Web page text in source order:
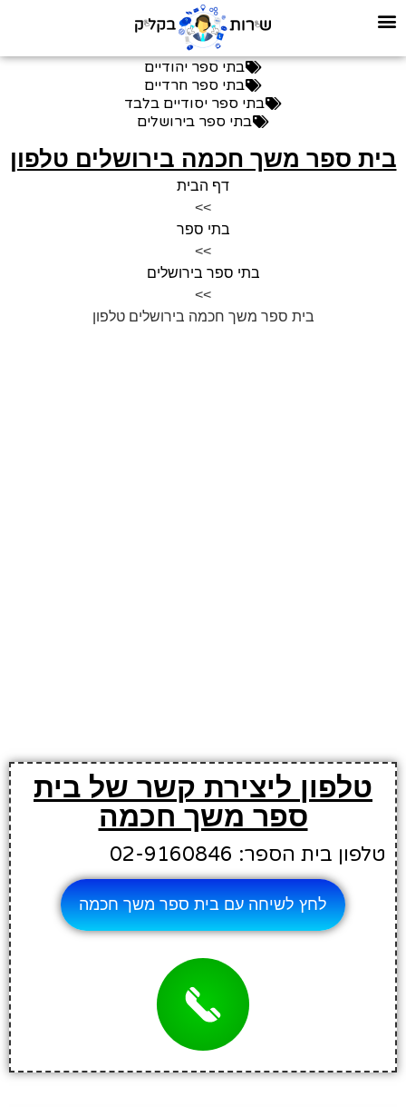
בתי ספר יהודיים
בתי ספר חרדיים
בתי ספר יסודיים בלבד
בתי ספר בירושלים
בית ספר משך חכמה בירושלים טלפון
דף הבית
>>
בתי ספר
>>
בתי ספר בירושלים
>>
בית ספר משך חכמה בירושלים טלפון
טלפון ליצירת קשר של בית
ספר משך חכמה
טלפון בית הספר: 02-9160846
לחץ לשיחה עם בית ספר משך חכמה